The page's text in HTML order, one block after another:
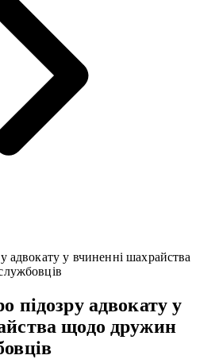
адвокату у вчиненні шахрайства
підозру адвокату у
щодо дружин